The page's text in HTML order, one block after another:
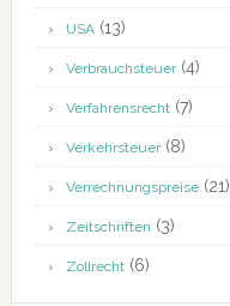
USA(13)
Verbrauchsteuer(4)
Verfahrensrecht(7)
Verkehrsteuer(8)
Verrechnungspreise(21)
Zeitschriften (3)
Zollrecht(6)